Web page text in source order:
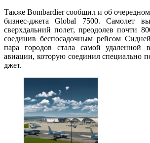
Также Bombardier сообщил и об
бизнес-джета Global 7500. Самолет
сверхдальний полет, преодолев почти
соединив беспосадочным рейсом
пара городов стала самой удаленной
авиации, которую соединил специально
джет.